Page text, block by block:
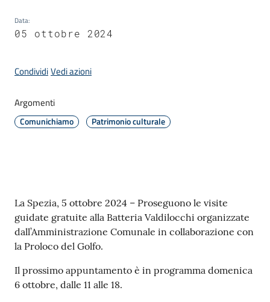
Amministrazione
Novità
Menu selezionato
Servizi
C
e
Data:
05 ottobre 2024
CondividiVedi azioni
Argomenti
Comunichiamo Patrimonio culturale
Contenuto
La Spezia, 5 ottobre 2024 – Proseguono le visite
guidate gratuite alla Batteria Valdilocchi organizzate
dall’Amministrazione Comunale in collaborazione con
la Proloco del Golfo.
Il prossimo appuntamento è in programma domenica
6 ottobre, dalle 11 alle 18.